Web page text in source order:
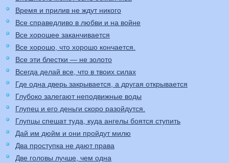
Время и прилив не ждут никого
Все справедливо в любви и на войне
Все хорошее заканчивается
Все хорошо, что хорошо кончается.
Все эти блестки — не золото
Всегда делай все, что в твоих силах
Где одна дверь закрывается, а другая открывается
Глубоко залегают неподвижные воды
Глупец и его деньги скоро разойдутся.
Глупцы спешат туда, куда ангелы боятся ступить
Дай им дюйм и они пройдут милю
Два проступка не дают права
Две головы лучше, чем одна